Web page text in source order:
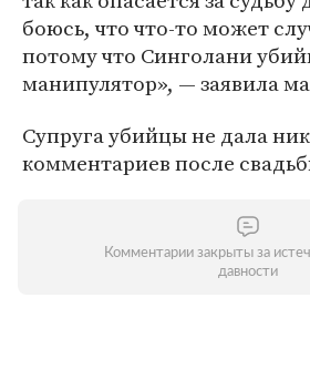
боюсь, что что-то может
потому что Синголани
манипулятор», — заявила
Супруга убийцы не дала
комментариев после
Комментарии закрыты за
давности